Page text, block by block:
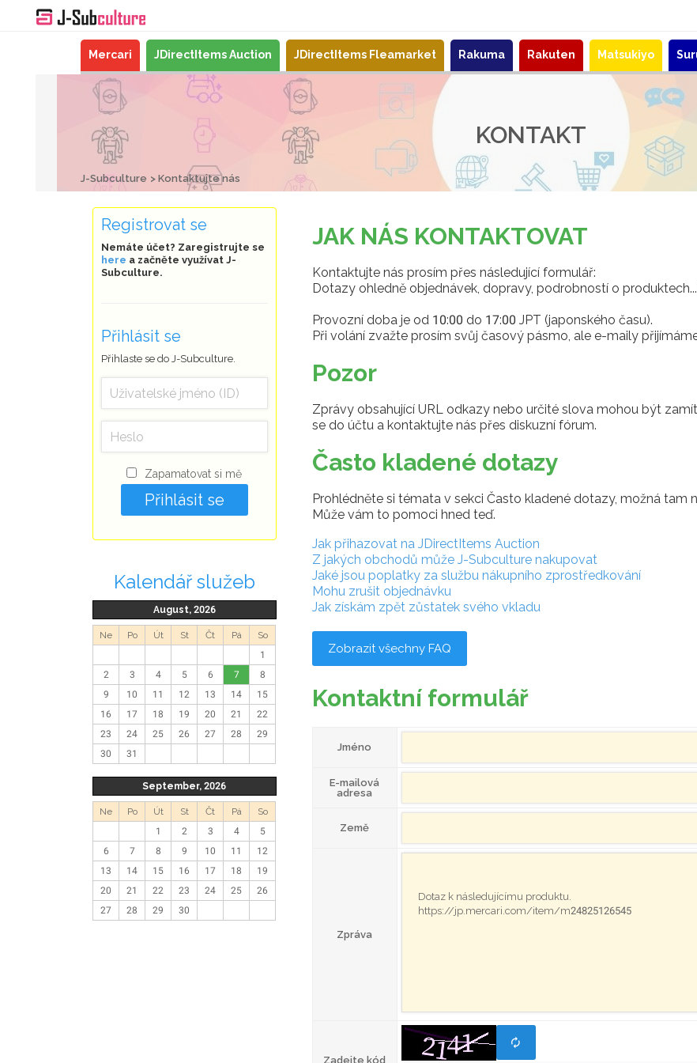
Mercari JDirectItems Auction JDirectItems Fleamarket Rakuma Rakuten Matsukiyo
KONTAKT
J-Subculture Kontaktujte nás
JAK NÁS KONTAKTOVAT
Kontaktujte nás prosím přes následující formulář:
Dotazy ohledně objednávek, dopravy, podrobností o
Provozní doba je od 10:00 do 17:00 JPT (japonského času).
Při volání zvažte prosím svůj časový pásmo, ale e-maily
Pozor
Zprávy obsahující URL odkazy nebo určité slova mohou být
se do účtu a kontaktujte nás přes diskuzní fórum.
Často kladené dotazy
Prohlédněte si témata v sekci Často kladené dotazy, možná tam
Může vám to pomoci hned teď.
Jak přihazovat na JDirectItems Auction
Z jakých obchodů může J-Subculture nakupovat
Jaké jsou poplatky za službu nákupního zprostředkování
Mohu zrušit objednávku
Jak získám zpět zůstatek svého vkladu
Zobrazit všechny FAQ
Kontaktní formulář
Jméno
E-mailová
adresa
Země
Zpráva
Zadejte kód
Registrovat se
Nemáte účet? Zaregistrujte se
here a začněte využívat J-
Subculture.
Přihlásit se
Přihlaste se do J-Subculture.
Zapamatovat si mě
Kalendář služeb
August, 2026
Ne Po Út St Čt Pá
So
1
2
3 4 5 6 7
8
9
10 11 12 13 14
15
16
17 18 19 20 21
22
23
24 25 26 27 28
29
30
31
September, 2026
Ne Po Út St Čt Pá
So
1
2 3 4
5
6
7 8 9 10 11
12
13
14 15 16 17 18
19
20
21 22 23 24 25
26
27
28 29 30